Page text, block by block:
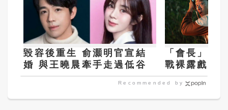
毀容後重生 俞灝明官宣結
婚 與王曉晨牽手走過低谷
「會長」李
戰裸露戲 露
罵
Recommended by